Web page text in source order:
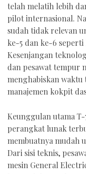
telah melatih lebih
pilot internasional.
sudah tidak relevan
ke-5 dan ke-6
Kesenjangan
dan pesawat tempur
menghabiskan
manajemen kokpit
Keunggulan utama
perangkat lunak
membuatnya mudah
Dari sisi teknis,
mesin General